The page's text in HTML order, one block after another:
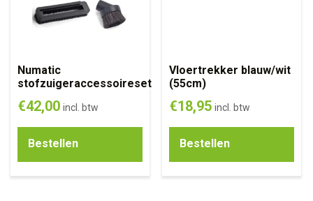
Numatic
stofzuigeraccessoireset
€42,00 incl. btw
Bestellen
Vloertrekker blauw/wit
(55cm)
€18,95 incl. btw
Bestellen